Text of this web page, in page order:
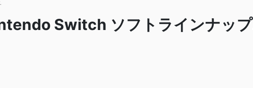
Switch ソフトラインナッ